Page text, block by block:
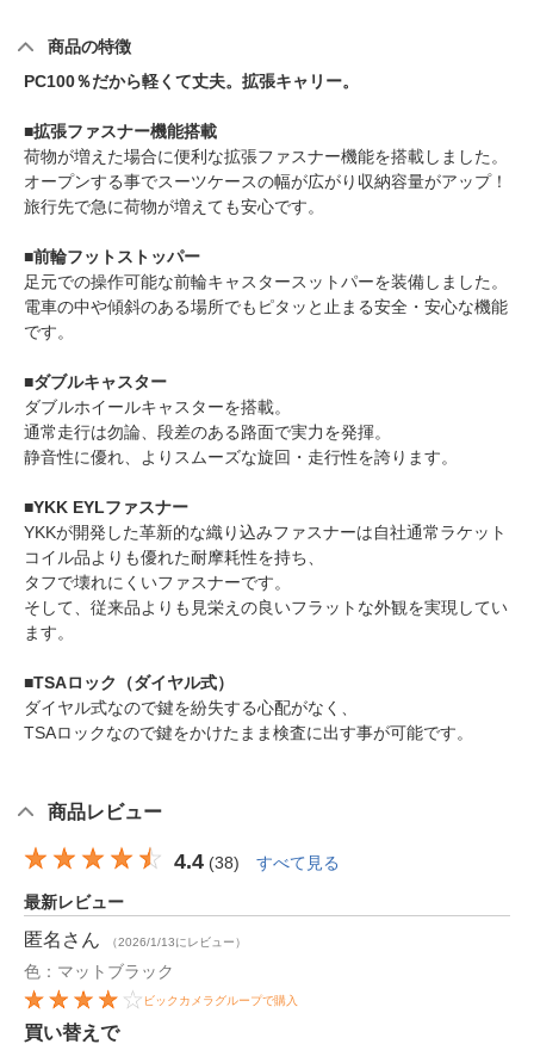
商品の特徴
PC100％だから軽くて丈夫。拡張キャリー。
■拡張ファスナー機能搭載
荷物が増えた場合に便利な拡張ファスナー機能を搭載しました。
オープンする事でスーツケースの幅が広がり収納容量がアップ！
旅行先で急に荷物が増えても安心です。
■前輪フットストッパー
足元での操作可能な前輪キャスタースットパーを装備しました。
電車の中や傾斜のある場所でもピタッと止まる安全・安心な機能
です。
■ダブルキャスター
ダブルホイールキャスターを搭載。
通常走行は勿論、段差のある路面で実力を発揮。
静音性に優れ、よりスムーズな旋回・走行性を誇ります。
■YKK EYLファスナー
YKKが開発した革新的な織り込みファスナーは自社通常ラケット
コイル品よりも優れた耐摩耗性を持ち、
タフで壊れにくいファスナーです。
そして、従来品よりも見栄えの良いフラットな外観を実現してい
ます。
■TSAロック（ダイヤル式）
ダイヤル式なので鍵を紛失する心配がなく、
TSAロックなので鍵をかけたまま検査に出す事が可能です。
商品レビュー
4.4 (38) すべて見る
最新レビュー
匿名 さん （2026/1/13にレビュー）
色：マットブラック
ビックカメラグループで購入
買い替えで